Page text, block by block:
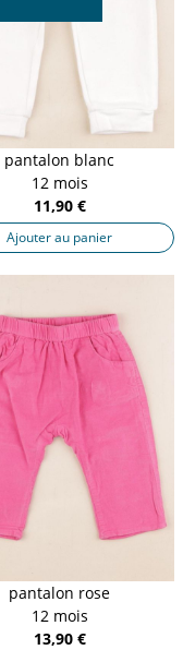
pantalon blanc
12 mois
11,90 €
Ajouter au panier
pantalon rose
12 mois
13,90 €